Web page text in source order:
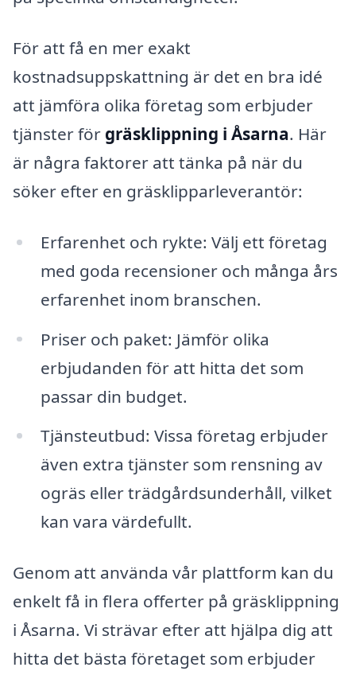
För att få en mer exakt
kostnadsuppskattning är det en bra idé
att jämföra olika företag som erbjuder
tjänster för gräsklippning i Åsarna. Här
är några faktorer att tänka på när du
söker efter en gräsklipparleverantör:
Erfarenhet och rykte: Välj ett företag
med goda recensioner och många års
erfarenhet inom branschen.
Priser och paket: Jämför olika
erbjudanden för att hitta det som
passar din budget.
Tjänsteutbud: Vissa företag erbjuder
även extra tjänster som rensning av
ogräs eller trädgårdsunderhåll, vilket
kan vara värdefullt.
Genom att använda vår plattform kan du
enkelt få in flera offerter på gräsklippning
i Åsarna. Vi strävar efter att hjälpa dig att
hitta det bästa företaget som erbjuder